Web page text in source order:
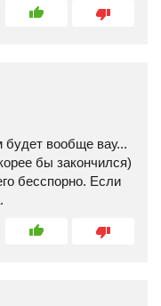
вообще вау...
бы закончился)
бесспорно. Если